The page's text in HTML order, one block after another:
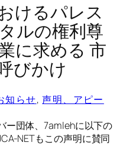
けるパレス
ルの権利尊
に求める 市
びかけ
知らせ, 声明、アピー
ー団体、7amlehに以下の
NETもこの声明に賛同